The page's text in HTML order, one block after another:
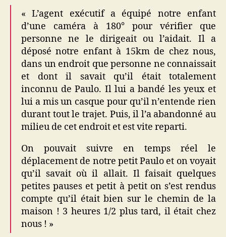
« L’agent exécutif a équipé notre enfant
d’une caméra à 180° pour vérifier que
personne ne le dirigeait ou l’aidait. Il a
déposé notre enfant à 15km de chez nous,
dans un endroit que personne ne connaissait
et dont il savait qu’il était totalement
inconnu de Paulo. Il lui a bandé les yeux et
lui a mis un casque pour qu’il n’entende rien
durant tout le trajet. Puis, il l’a abandonné au
milieu de cet endroit et est vite reparti.
On pouvait suivre en temps réel le
déplacement de notre petit Paulo et on voyait
qu’il savait où il allait. Il faisait quelques
petites pauses et petit à petit on s’est rendus
compte qu’il était bien sur le chemin de la
maison ! 3 heures 1/2 plus tard, il était chez
nous ! »